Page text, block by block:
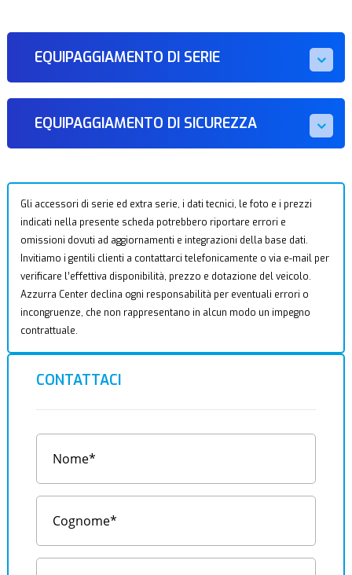
EQUIPAGGIAMENTO DI SERIE
EQUIPAGGIAMENTO DI SICUREZZA
Gli accessori di serie ed extra serie, i dati tecnici, le foto e i prezzi
indicati nella presente scheda potrebbero riportare errori e
omissioni dovuti ad aggiornamenti e integrazioni della base dati.
Invitiamo i gentili clienti a contattarci telefonicamente o via e-mail per
verificare l’effettiva disponibilità, prezzo e dotazione del veicolo.
Azzurra Center declina ogni responsabilità per eventuali errori o
incongruenze, che non rappresentano in alcun modo un impegno
contrattuale.
CONTATTACI